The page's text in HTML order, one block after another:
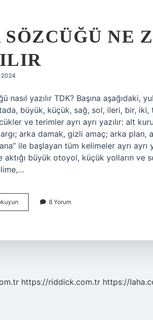
SÖZCÜĞÜ NE
2024
nasıl yazılır TDK? Başına aşağıdaki,
büyük, küçük, sağ, sol, ileri, bir,
ve terimler ayrı ayrı yazılır: alt
arka damak, gizli amaç; arka plan,
ile başlayan tüm kelimeler ayrı ayrı
aktığı büyük otoyol, küçük yolların ve
Sözcüğü
8 Yorum
https://riddick.com.tr https://